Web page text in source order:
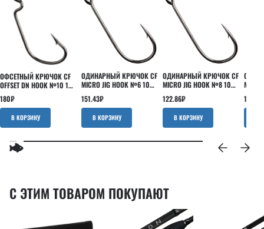
ОФСЕТНЫЙ КРЮЧОК CF
OFFSET DN HOOK №10 10
ШТ
180₽
В КОРЗИНУ
ОДИНАРНЫЙ КРЮЧОК CF
MICRO JIG HOOK №6 10
ШТ
151.43₽
В КОРЗИНУ
ОДИНАРНЫЙ КРЮЧОК CF
MICRO JIG HOOK №8 10
ШТ
122.86₽
В КОРЗИНУ
ШТ
151.43
С ЭТИМ ТОВАРОМ ПОКУПАЮТ